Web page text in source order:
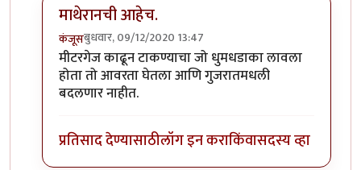
माथेरानची आहेच.
कंजूसबुधवार, 09/12/2020 13:47
In reply toनॅरोगेज ट्रेन...byहेमंतकुमार
मीटरगेज काढून टाकण्याचा जो धुमधडाका लावला
होता तो आवरता घेतला आणि गुजरातमधली
बदलणार नाहीत.
प्रतिसाद देण्यासाठीलॉग इन कराकिंवासदस्य व्हा